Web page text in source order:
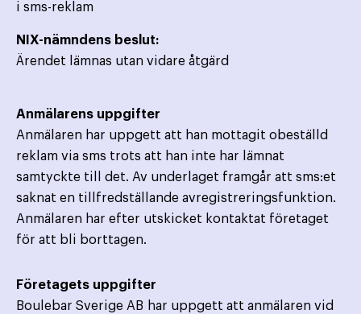
i sms-reklam
NIX-nämndens beslut:
Ärendet lämnas utan vidare åtgärd
Anmälarens uppgifter
Anmälaren har uppgett att han mottagit obeställd
reklam via sms trots att han inte har lämnat
samtyckte till det. Av underlaget framgår att sms:et
saknat en tillfredställande avregistreringsfunktion.
Anmälaren har efter utskicket kontaktat företaget
för att bli borttagen.
Företagets uppgifter
Boulebar Sverige AB har uppgett att anmälaren vid